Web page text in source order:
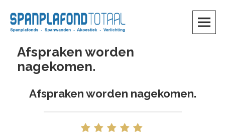
content
Afspraken worden
nagekomen.
Afspraken worden nagekomen.